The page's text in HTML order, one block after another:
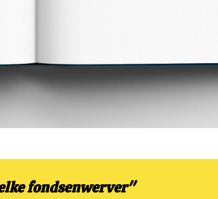
fondsenwerver"